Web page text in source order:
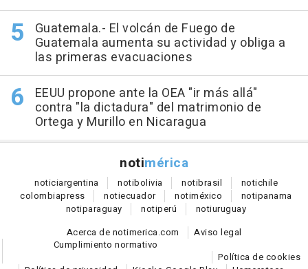
Guatemala.- El volcán de Fuego de
Guatemala aumenta su actividad y obliga a
las primeras evacuaciones
EEUU propone ante la OEA "ir más allá"
contra "la dictadura" del matrimonio de
Ortega y Murillo en Nicaragua
notimérica
noticiargentina notibolivia notibrasil notichile
colombiapress notiecuador notiméxico notipanama
notiparaguay notiperú notiuruguay
Acerca de notimerica.com
Aviso legal
Cumplimiento normativo
Política de cookies